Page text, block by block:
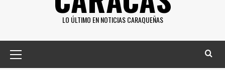
LO ÚLTIMO EN NOTICIAS CARAQUEÑAS
principal